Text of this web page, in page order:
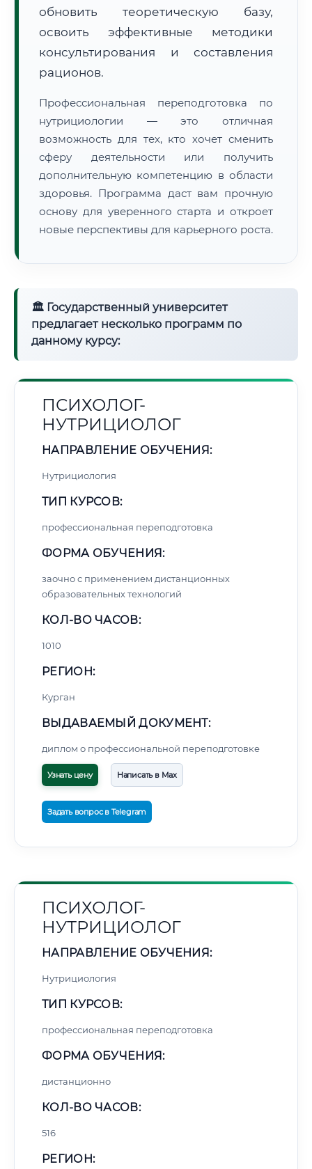
• Маршрут транзита:
~1 113 км
• Экспресс-доставка СДЭК / Почтой:2–3 рабочих дня
📜 Документы и аккредитация
🔍Нажмите на документ для увеличения и просмотра
обновить теоретическую базу,
освоить эффективные методики
консультирования и составления
рационов.
Профессиональная переподготовка по
нутрициологии — это отличная
возможность для тех, кто хочет сменить
сферу деятельности или получить
дополнительную компетенцию в области
здоровья. Программа даст вам прочную
основу для уверенного старта и откроет
новые перспективы для карьерного роста.
🏛 Государственный университет
предлагает несколько программ по
данному курсу:
ПСИХОЛОГ-
НУТРИЦИОЛОГ
НАПРАВЛЕНИЕ ОБУЧЕНИЯ:
Нутрициология
ТИП КУРСОВ:
профессиональная переподготовка
ФОРМА ОБУЧЕНИЯ:
заочно с применением дистанционных
образовательных технологий
КОЛ-ВО ЧАСОВ:
1010
РЕГИОН:
Курган
ВЫДАВАЕМЫЙ ДОКУМЕНТ:
диплом о профессиональной переподготовке
Узнать цену Написать в Max
Задать вопрос в Telegram
ПСИХОЛОГ-
НУТРИЦИОЛОГ
НАПРАВЛЕНИЕ ОБУЧЕНИЯ:
Нутрициология
ТИП КУРСОВ:
профессиональная переподготовка
ФОРМА ОБУЧЕНИЯ:
дистанционно
КОЛ-ВО ЧАСОВ:
516
РЕГИОН: